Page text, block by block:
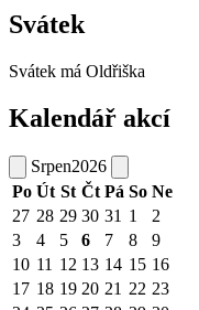
Svátek
Svátek má Oldřiška
Kalendář akcí
Srpen2026
Po Út St Čt Pá So Ne
27 28 29 30 31 1
2
3
4 5 6 7 8
9
10 11 12 13 14 15 16
17 18 19 20 21 22 23